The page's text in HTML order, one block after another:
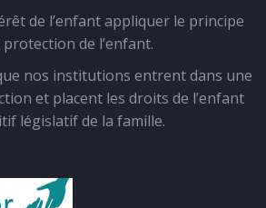
de l’enfant appliquer le principe
de l’enfant.
nos institutions entrent dans une
et placent les droits de l’enfant
législatif de la famille.